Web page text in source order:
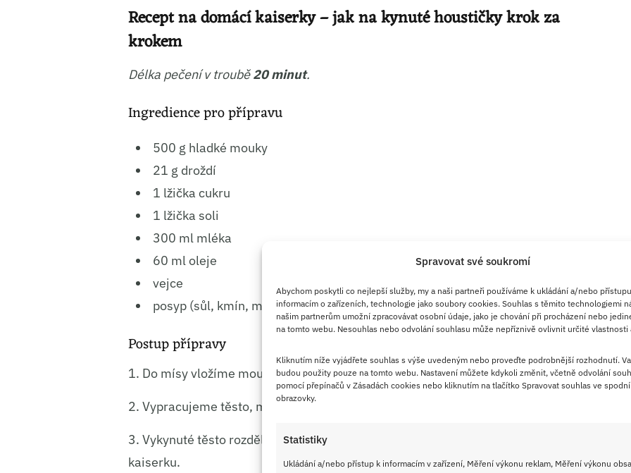
Spravovat své soukromí
Abychom poskytli co nejlepší služby, my a naši partneři používáme k ukládání a/nebo
informacím o zařízeních, technologie jako soubory cookies. Souhlas s těmito technologiemi
našim partnerům umožní zpracovávat osobní údaje, jako je chování při procházení nebo
na tomto webu. Nesouhlas nebo odvolání souhlasu může nepříznivě ovlivnit určité vlastnosti
Kliknutím níže vyjádřete souhlas s výše uvedeným nebo proveďte podrobnější rozhodnutí.
budou použity pouze na tomto webu. Nastavení můžete kdykoli změnit, včetně odvolání
pomocí přepínačů v Zásadách cookies nebo kliknutím na tlačítko Spravovat souhlas ve
obrazovky.
Statistiky
Ukládání a/nebo přístup k informacím v zařízení, Měření výkonu reklam, Měření výkonu
Recept na domácí kaiserky – jak na kynuté houstičky krok za
krokem
Délka pečení v troubě20 minut.
Ingredience pro přípravu
500 g hladké mouky
21 g droždí
1 lžička cukru
1 lžička soli
300 ml mléka
60 ml oleje
vejce
posyp (sůl, kmín, mák, sezam)
Postup přípravy
1. Do mísy vložíme mouku, droždí, cukr, sůl, mléko a olej-
2. Vypracujeme těsto, mísu přikryjeme a necháme kynout.
3. Vykynuté těsto rozdělíme na 12 stejných kousků a z každého vytvarujeme
kaiserku.